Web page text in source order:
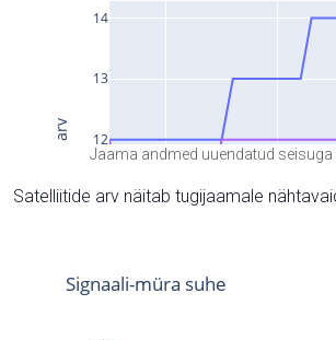
Jaama andmed uuendatud seisuga
Satelliitide arv näitab tugijaamale